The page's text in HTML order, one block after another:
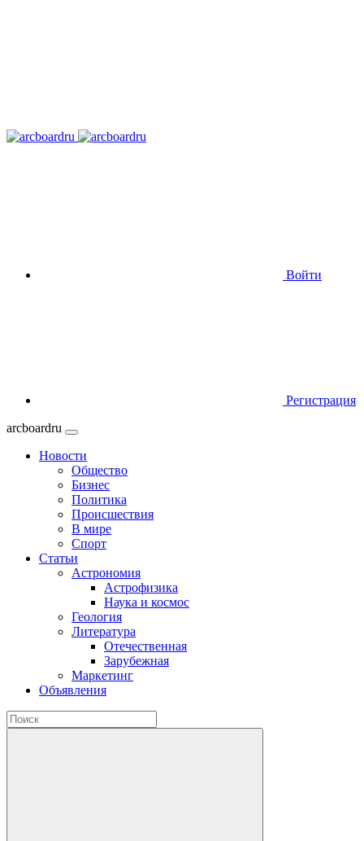
Войти
Регистрация
arcboardru
Новости
Общество
Бизнес
Политика
Происшествия
В мире
Спорт
Статьи
Астрономия
Астрофизика
Наука и космос
Геология
Литература
Отечественная
Зарубежная
Маркетинг
Объявления